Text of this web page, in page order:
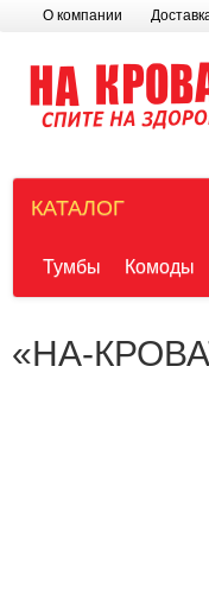
О компании
КАТАЛОГ
Тумбы Комоды
«НА-